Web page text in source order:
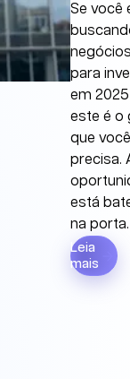
Se você
para
em
este é o
que você
precisa.
está
na porta.
Leia
mais